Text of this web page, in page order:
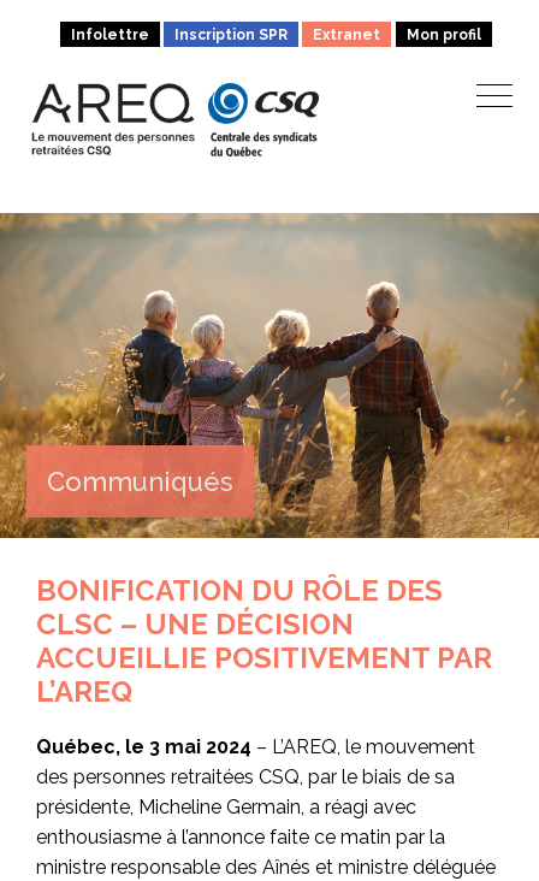
Infolettre Inscription SPR Extranet Mon profil
Communiqués
BONIFICATION DU RÔLE DES
CLSC – UNE DÉCISION
ACCUEILLIE POSITIVEMENT PAR
L’AREQ
Québec, le 3 mai 2024 – L’AREQ, le mouvement
des personnes retraitées CSQ, par le biais de sa
présidente, Micheline Germain, a réagi avec
enthousiasme à l’annonce faite ce matin par la
ministre responsable des Aînés et ministre déléguée